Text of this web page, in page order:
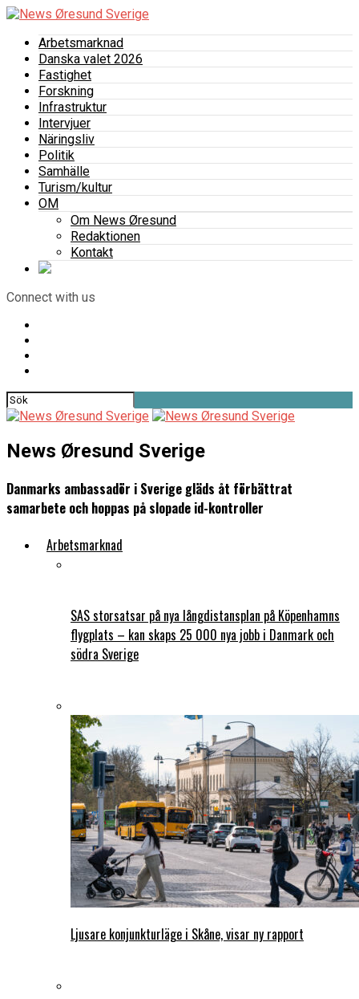
Arbetsmarknad
Danska valet 2026
Fastighet
Forskning
Infrastruktur
Intervjuer
Näringsliv
Politik
Samhälle
Turism/kultur
OM
Om News Øresund
Redaktionen
Kontakt
Connect with us
News Øresund Sverige
Danmarks ambassadör i Sverige gläds åt förbättrat
samarbete och hoppas på slopade id-kontroller
Arbetsmarknad
SAS storsatsar på nya långdistansplan på Köpenhamns
flygplats – kan skaps 25 000 nya jobb i Danmark och
södra Sverige
Ljusare konjunkturläge i Skåne, visar ny rapport